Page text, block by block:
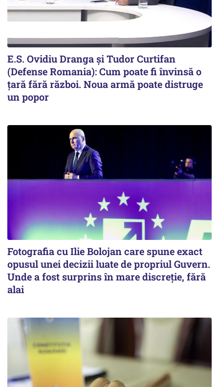
E.S. Ovidiu Dranga și Tudor Curtifan
(Defense Romania): Cum poate fi învinsă o
țară fără război. Noua armă poate distruge
un popor
Fotografia cu Ilie Bolojan care spune exact
opusul unei decizii luate de propriul Guvern.
Unde a fost surprins în mare discreție, fără
alai